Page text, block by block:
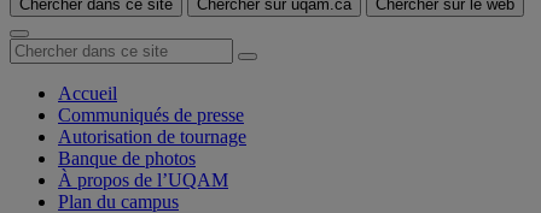
Chercher dans ce site Chercher sur uqam.ca Chercher sur le web
Accueil
Communiqués de presse
Autorisation de tournage
Banque de photos
À propos de l’UQAM
Plan du campus